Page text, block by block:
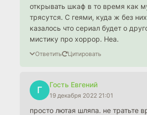
открывать шкаф в то время как
трясутся. С геями, куда ж без
казалось что сериал будет о
мистику про хоррор. Неа.
Ответить Цитировать
Г
Гость Евгений
19 декабря 2022 21:01
просто лютая шляпа. не тратьте